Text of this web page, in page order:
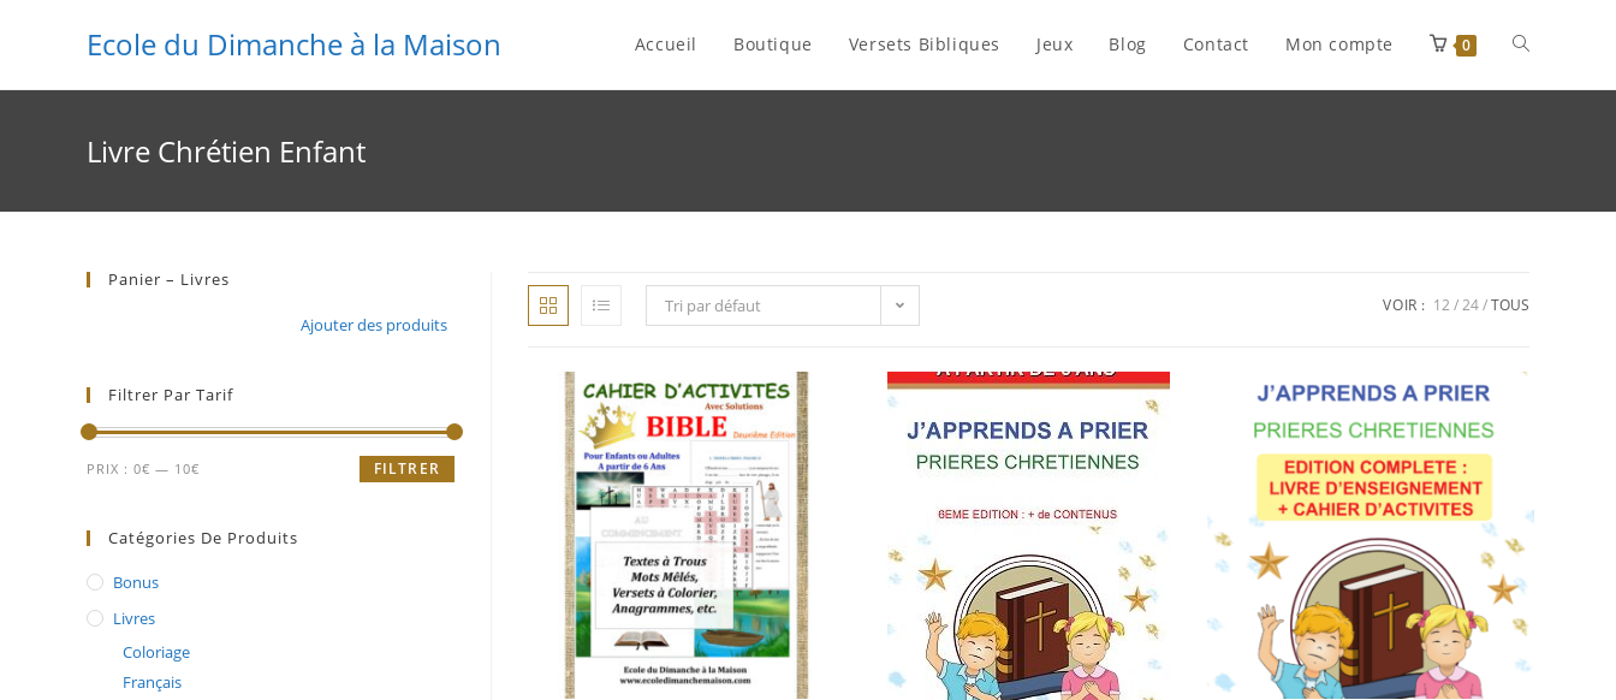
Ecole du Dimanche à la Maison Accueil Boutique Versets Bibliques Jeux Blog Contact Mon compte 0 Toggle
Livre Chrétien Enfant
Tri par défaut VOIR : 12 24 TOUS
Panier – Livres
Ajouter des produits
Filtrer Par Tarif
Prix
Prix
FILTRER
PRIX : 0€ — 10€
Catégories De Produits
Bonus
Livres
Coloriage
Français